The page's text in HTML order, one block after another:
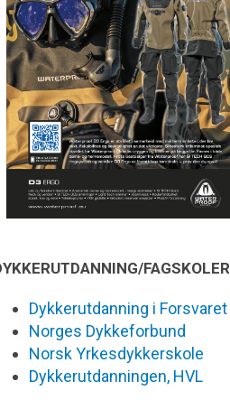
FAGSKOLER
Dykkerutdanning i Forsvaret
Norges Dykkeforbund
Norsk Yrkesdykkerskole
Dykkerutdanningen, HVL